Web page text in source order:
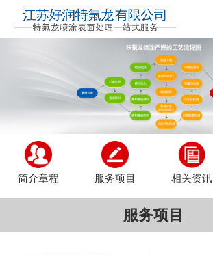
简介章程 服务项目 相关资讯
服务项目